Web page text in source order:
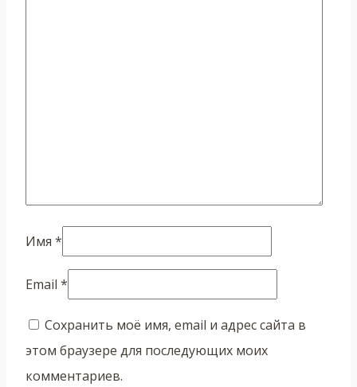
Имя *
Email *
Сохранить моё имя, email и адрес сайта в
этом браузере для последующих моих
комментариев.